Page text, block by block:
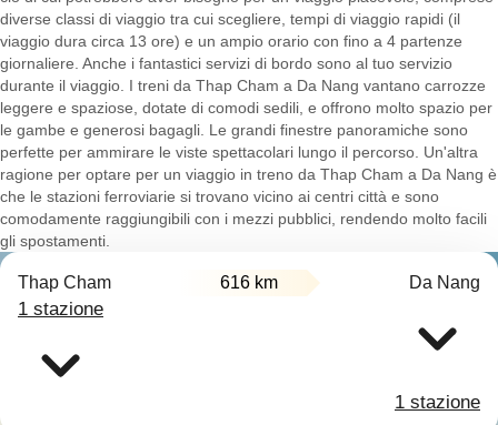
diverse classi di viaggio tra cui scegliere, tempi di viaggio rapidi (il
viaggio dura circa 13 ore) e un ampio orario con fino a 4 partenze
giornaliere. Anche i fantastici servizi di bordo sono al tuo servizio
durante il viaggio. I treni da Thap Cham a Da Nang vantano carrozze
leggere e spaziose, dotate di comodi sedili, e offrono molto spazio per
le gambe e generosi bagagli. Le grandi finestre panoramiche sono
perfette per ammirare le viste spettacolari lungo il percorso. Un'altra
ragione per optare per un viaggio in treno da Thap Cham a Da Nang è
che le stazioni ferroviarie si trovano vicino ai centri città e sono
comodamente raggiungibili con i mezzi pubblici, rendendo molto facili
gli spostamenti.
Thap Cham 616 km Da Nang
1 stazione
1 stazione